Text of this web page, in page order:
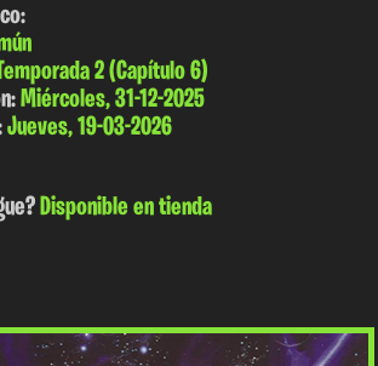
2 (Capítulo 6)
Miércoles, 31-12-2025
Jueves, 19-03-2026
Disponible en tienda